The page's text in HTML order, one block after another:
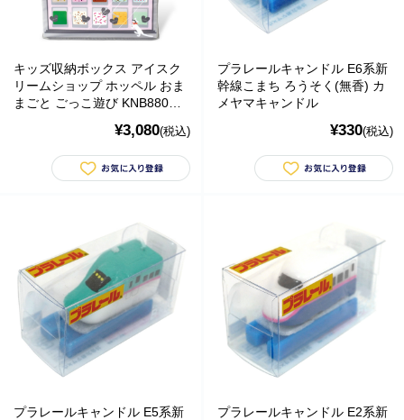
キッズ収納ボックス アイスク
リームショップ ホッペル おま
まごと ごっこ遊び KNB88051
¥3,080(税込)
プラレールキャンドル E6系新
幹線こまち ろうそく(無香) カ
メヤマキャンドル
¥330(税込)
プラレールキャンドル E5系新
プラレールキャンドル E2系新
YOPE
kusuguru Japan
noa family
sonnet
橋本クロス
国際貿易 KB